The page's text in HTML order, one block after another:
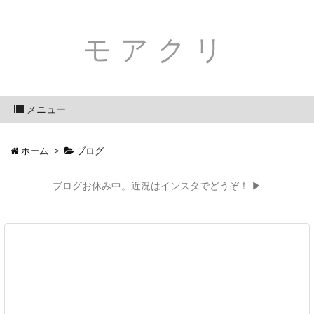
モアクリ
メニュー
ホーム > ブログ
ブログお休み中。近況はインスタでどうぞ！ ▶